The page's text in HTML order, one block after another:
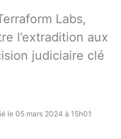
Labs,
l’extradition aux
judiciaire clé
le 05 mars 2024 à 15h01